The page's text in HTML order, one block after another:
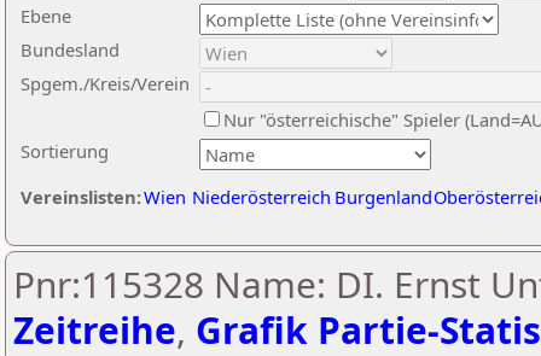
Ebene
Sortierung
Bundesland
Spgem./Kreis/Verein
Nur "österreichische" Spieler
Vereinslisten:Wien Niederösterreich Burgenland
Pnr:115328 Name: DI. Ernst
Zeitreihe, Grafik Partie-